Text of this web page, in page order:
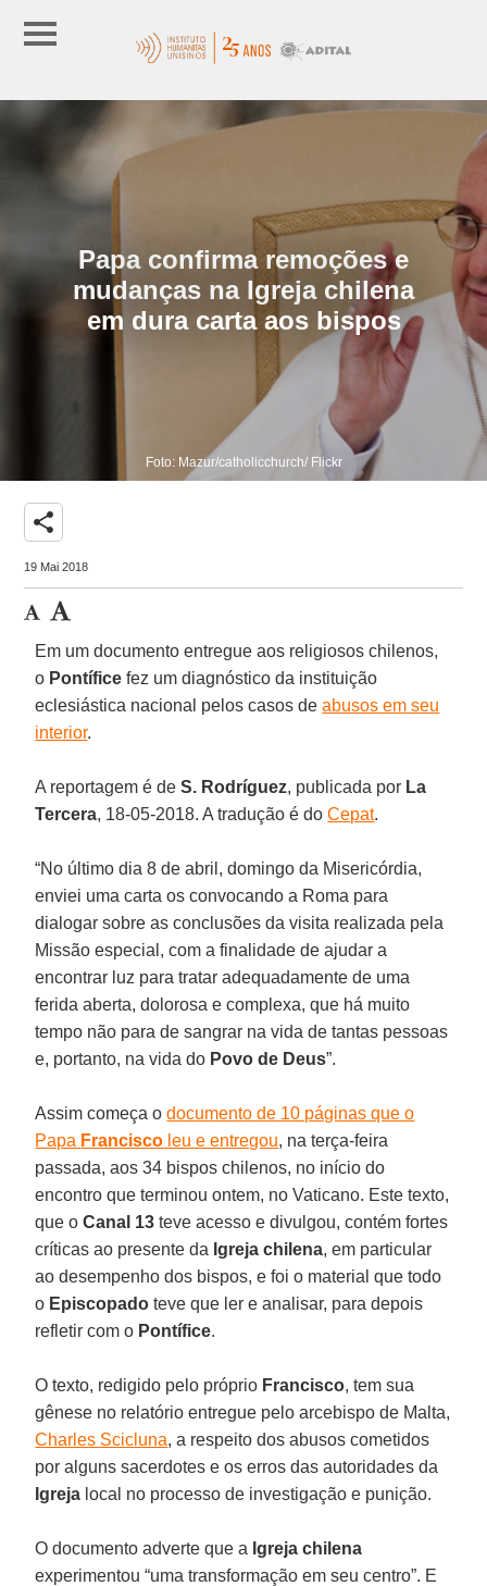
Papa confirma remoções e
mudanças na Igreja chilena
em dura carta aos bispos
Foto: Mazur/catholicchurch/ Flickr
share
19 Mai 2018
Em um documento entregue aos religiosos chilenos,
o Pontífice fez um diagnóstico da instituição
eclesiástica nacional pelos casos deabusos em seu
interior.
A reportagem é deS. Rodríguez, publicada por La
Tercera, 18-05-2018. A tradução é doCepat.
“No último dia 8 de abril, domingo da Misericórdia,
enviei uma carta os convocando a Roma para
dialogar sobre as conclusões da visita realizada pela
Missão especial, com a finalidade de ajudar a
encontrar luz para tratar adequadamente de uma
ferida aberta, dolorosa e complexa, que há muito
tempo não para de sangrar na vida de tantas pessoas
e, portanto, na vida do Povo de Deus”.
Assim começa odocumento de 10 páginas que o
Papa Francisco leu e entregou, na terça-feira
passada, aos 34 bispos chilenos, no início do
encontro que terminou ontem, no Vaticano. Este texto,
que oCanal 13 teve acesso e divulgou, contém fortes
críticas ao presente da Igreja chilena, em particular
ao desempenho dos bispos, e foi o material que todo
o Episcopado teve que ler e analisar, para depois
refletir com o Pontífice.
O texto, redigido pelo próprio Francisco, tem sua
gênese no relatório entregue pelo arcebispo de Malta,
Charles Scicluna, a respeito dos abusos cometidos
por alguns sacerdotes e os erros das autoridades da
Igreja local no processo de investigação e punição.
O documento adverte que a Igreja chilena
experimentou “uma transformação em seu centro”. E